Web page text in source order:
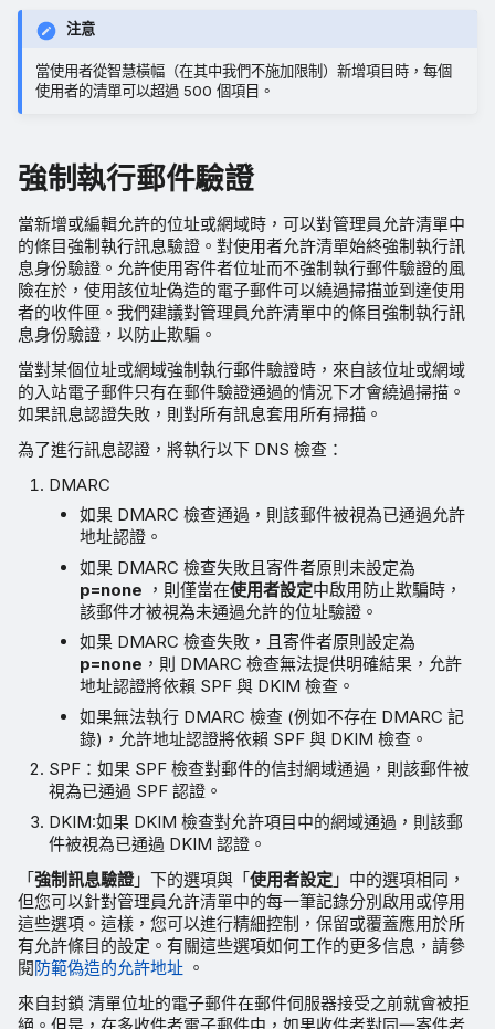
注意
當使用者從智慧橫幅（在其中我們不施加限制）新增項目時，每個
使用者的清單可以超過 500 個項目。
強制執行郵件驗證
當新增或編輯允許的位址或網域時，可以對管理員允許清單中
的條目強制執行訊息驗證。對使用者允許清單始終強制執行訊
息身份驗證。允許使用寄件者位址而不強制執行郵件驗證的風
險在於，使用該位址偽造的電子郵件可以繞過掃描並到達使用
者的收件匣。我們建議對管理員允許清單中的條目強制執行訊
息身份驗證，以防止欺騙。
當對某個位址或網域強制執行郵件驗證時，來自該位址或網域
的入站電子郵件只有在郵件驗證通過的情況下才會繞過掃描。
如果訊息認證失敗，則對所有訊息套用所有掃描。
為了進行訊息認證，將執行以下 DNS 檢查：
DMARC
如果 DMARC 檢查通過，則該郵件被視為已通過允許
地址認證。
如果 DMARC 檢查失敗且寄件者原則未設定為
p=none ，則僅當在使用者設定中啟用防止欺騙時，
該郵件才被視為未通過允許的位址驗證。
如果 DMARC 檢查失敗，且寄件者原則設定為
p=none ，則 DMARC 檢查無法提供明確結果，允許
地址認證將依賴 SPF 與 DKIM 檢查。
如果無法執行 DMARC 檢查 (例如不存在 DMARC 記
錄)，允許地址認證將依賴 SPF 與 DKIM 檢查。
SPF：如果 SPF 檢查對郵件的信封網域通過，則該郵件被
視為已通過 SPF 認證。
DKIM:如果 DKIM 檢查對允許項目中的網域通過，則該郵
件被視為已通過 DKIM 認證。
「強制訊息驗證」下的選項與「使用者設定 」中的選項相同，
但您可以針對管理員允許清單中的每一筆記錄分別啟用或停用
這些選項。這樣，您可以進行精細控制，保留或覆蓋應用於所
有允許條目的設定。有關這些選項如何工作的更多信息，請參
閱防範偽造的允許地址 。
來自封鎖 清單位址的電子郵件在郵件伺服器接受之前就會被拒